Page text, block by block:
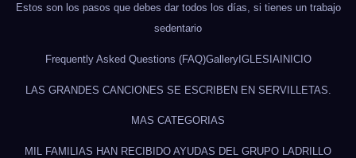
Estos son los pasos que debes dar todos los días, si tienes un trabajo
sedentario
Frequently Asked Questions (FAQ)GalleryIGLESIAINICIO
LAS GRANDES CANCIONES SE ESCRIBEN EN SERVILLETAS.
MAS CATEGORIAS
MIL FAMILIAS HAN RECIBIDO AYUDAS DEL GRUPO LADRILLO